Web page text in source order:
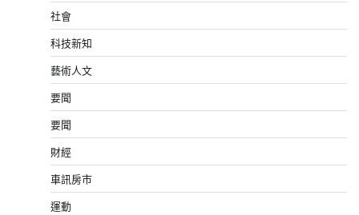
社會
科技新知
藝術人文
要聞
要聞
財經
車訊房市
運動